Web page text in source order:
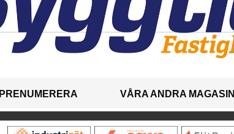
PRENUMERERA VÅRA ANDRA MAGASIN